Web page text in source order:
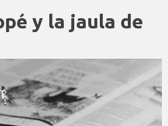
y la jaula de